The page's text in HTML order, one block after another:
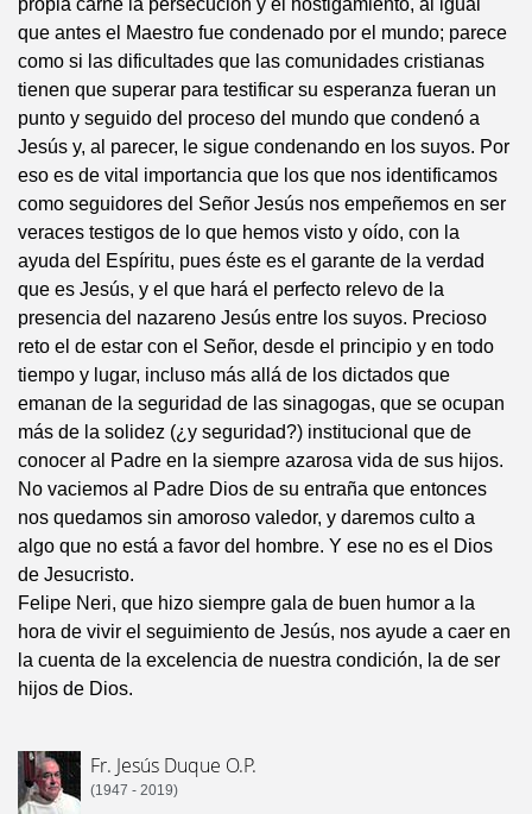
propia carne la persecución y el hostigamiento, al igual
que antes el Maestro fue condenado por el mundo; parece
como si las dificultades que las comunidades cristianas
tienen que superar para testificar su esperanza fueran un
punto y seguido del proceso del mundo que condenó a
Jesús y, al parecer, le sigue condenando en los suyos. Por
eso es de vital importancia que los que nos identificamos
como seguidores del Señor Jesús nos empeñemos en ser
veraces testigos de lo que hemos visto y oído, con la
ayuda del Espíritu, pues éste es el garante de la verdad
que es Jesús, y el que hará el perfecto relevo de la
presencia del nazareno Jesús entre los suyos. Precioso
reto el de estar con el Señor, desde el principio y en todo
tiempo y lugar, incluso más allá de los dictados que
emanan de la seguridad de las sinagogas, que se ocupan
más de la solidez (¿y seguridad?) institucional que de
conocer al Padre en la siempre azarosa vida de sus hijos.
No vaciemos al Padre Dios de su entraña que entonces
nos quedamos sin amoroso valedor, y daremos culto a
algo que no está a favor del hombre. Y ese no es el Dios
de Jesucristo.
Felipe Neri, que hizo siempre gala de buen humor a la
hora de vivir el seguimiento de Jesús, nos ayude a caer en
la cuenta de la excelencia de nuestra condición, la de ser
hijos de Dios.
Fr. Jesús Duque O.P.
(1947 - 2019)